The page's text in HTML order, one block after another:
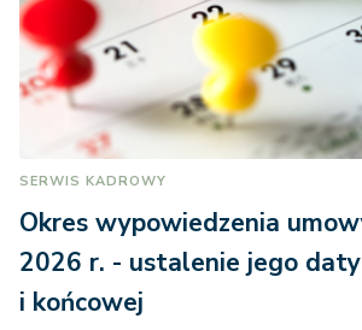
SERWIS KADROWY
Okres wypowiedzenia
2026 r. - ustalenie jego
i końcowej